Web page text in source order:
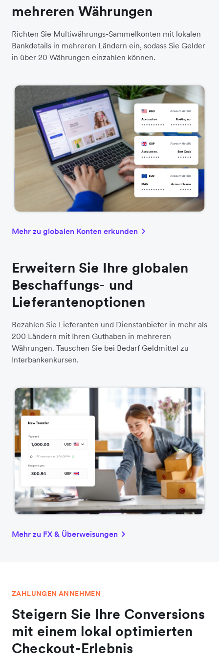
mehreren Währungen
Richten Sie Multiwährungs-Sammelkonten mit lokalen
Bankdetails in mehreren Ländern ein, sodass Sie Gelder
in über 20 Währungen einzahlen können.
Mehr zu globalen Konten erkunden
Erweitern Sie Ihre globalen
Beschaffungs- und
Lieferantenoptionen
Bezahlen Sie Lieferanten und Dienstanbieter in mehr als
200 Ländern mit Ihren Guthaben in mehreren
Währungen. Tauschen Sie bei Bedarf Geldmittel zu
Interbankenkursen.
Mehr zu FX & Überweisungen
ZAHLUNGEN ANNEHMEN
Steigern Sie Ihre Conversions
mit einem lokal optimierten
Checkout-Erlebnis